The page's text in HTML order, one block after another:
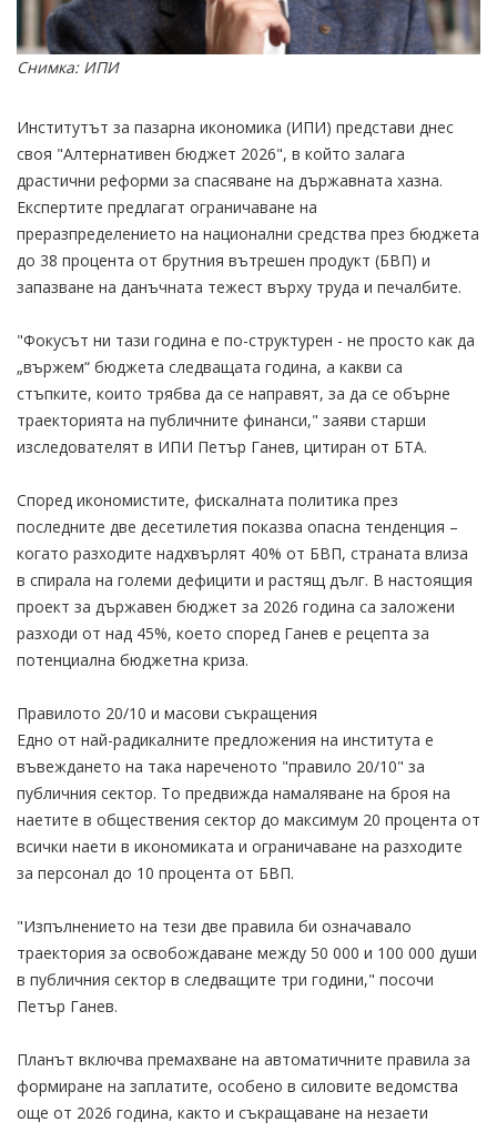
Снимка: ИПИ
Институтът за пазарна икономика (ИПИ) представи днес
своя "Алтернативен бюджет 2026", в който залага
драстични реформи за спасяване на държавната хазна.
Експертите предлагат ограничаване на
преразпределението на национални средства през бюджета
до 38 процента от брутния вътрешен продукт (БВП) и
запазване на данъчната тежест върху труда и печалбите.
"Фокусът ни тази година е по-структурен - не просто как да
„вържем“ бюджета следващата година, а какви са
стъпките, които трябва да се направят, за да се обърне
траекторията на публичните финанси," заяви старши
изследователят в ИПИ Петър Ганев, цитиран от БТА.
Според икономистите, фискалната политика през
последните две десетилетия показва опасна тенденция –
когато разходите надхвърлят 40% от БВП, страната влиза
в спирала на големи дефицити и растящ дълг. В настоящия
проект за държавен бюджет за 2026 година са заложени
разходи от над 45%, което според Ганев е рецепта за
потенциална бюджетна криза.
Правилото 20/10 и масови съкращения
Едно от най-радикалните предложения на института е
въвеждането на така нареченото "правило 20/10" за
публичния сектор. То предвижда намаляване на броя на
наетите в обществения сектор до максимум 20 процента от
всички наети в икономиката и ограничаване на разходите
за персонал до 10 процента от БВП.
"Изпълнението на тези две правила би означавало
траектория за освобождаване между 50 000 и 100 000 души
в публичния сектор в следващите три години," посочи
Петър Ганев.
Планът включва премахване на автоматичните правила за
формиране на заплатите, особено в силовите ведомства
още от 2026 година, както и съкращаване на незаети